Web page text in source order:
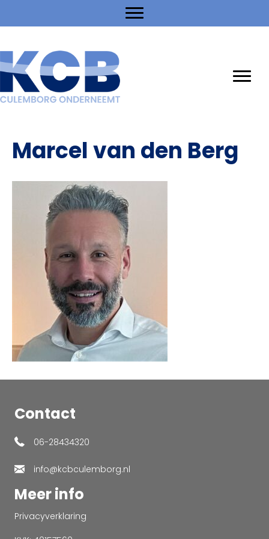
Marcel van den Berg
Contact
06-28434320
info@kcbculemborg.nl
Meer info
Privacyverklaring